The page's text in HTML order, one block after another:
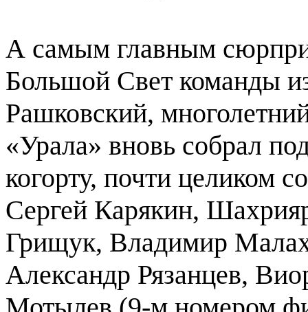
А самым главным
Большой Свет команды
Рашковский,
«Урала» вновь собрал
когорту, почти целиком
Сергей Карякин,
Грищук, Владимир
Александр Рязанцев,